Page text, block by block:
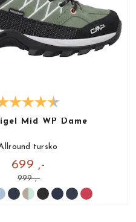
Mid WP Dame
tursko
699 ,-
999 ,-